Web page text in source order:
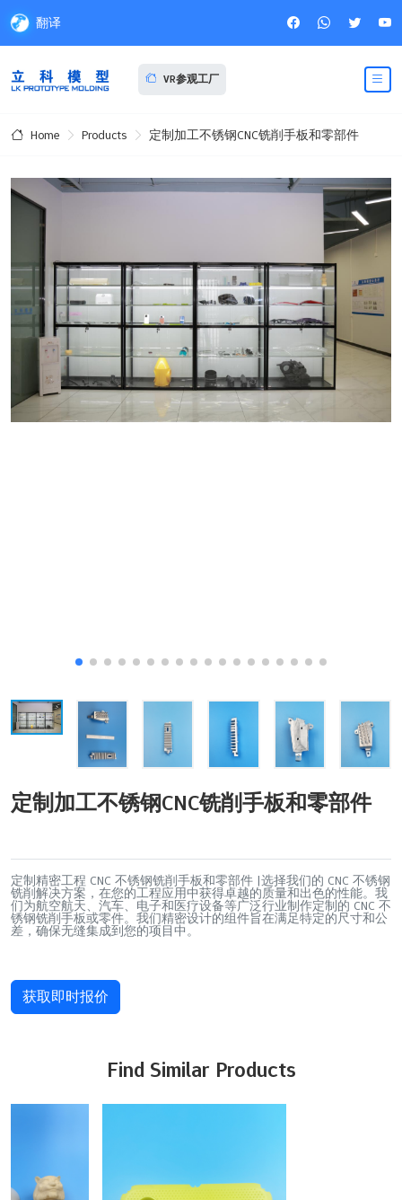
翻译
VR参观工厂
Home Products 定制加工不锈钢CNC铣削手板和零部件
定制加工不锈钢CNC铣削手板和零部件
定制精密工程 CNC 不锈钢铣削手板和零部件 |选择我们的 CNC 不锈钢
铣削解决方案，在您的工程应用中获得卓越的质量和出色的性能。我
们为航空航天、汽车、电子和医疗设备等广泛行业制作定制的 CNC 不
锈钢铣削手板或零件。我们精密设计的组件旨在满足特定的尺寸和公
差，确保无缝集成到您的项目中。
获取即时报价
Find Similar Products